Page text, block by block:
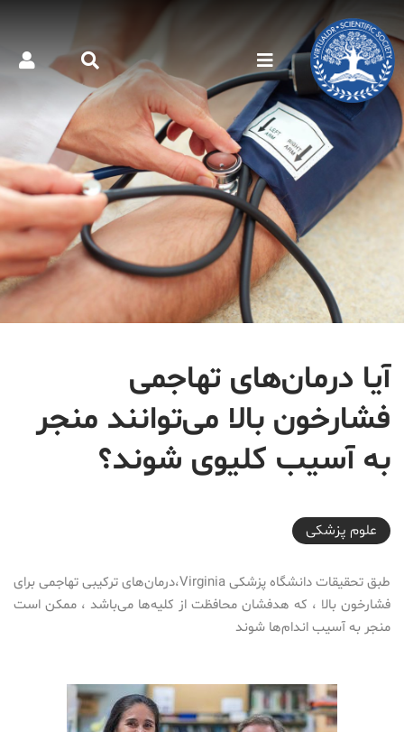
آیا درمان‌های تهاجمی
فشارخون بالا می‌توانند منجر
به آسیب کلیوی شوند؟
2017-07-23T20:12:49+04:30
علوم پزشكی
طبق تحقیقات دانشگاه پزشکی Virginia،درمان‌های ترکیبی تهاجمی برای
فشارخون بالا ، که هدفشان محافظت از کلیه‌ها می‌‌‌‌‌‌‌‌‌باشد ، ممکن است
منجر به آسیب اندام‌‌ها شوند